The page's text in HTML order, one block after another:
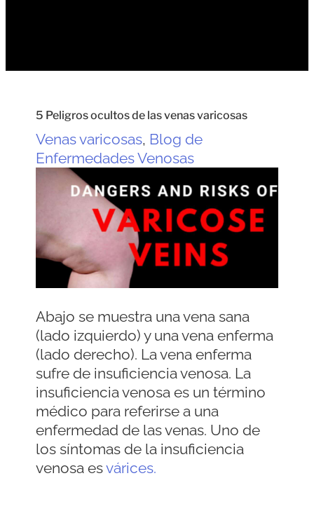
5 Peligros ocultos de las venas varicosas
Venas varicosas, Blog de
Enfermedades Venosas
Abajo se muestra una vena sana
(lado izquierdo) y una vena enferma
(lado derecho). La vena enferma
sufre de insuficiencia venosa. La
insuficiencia venosa es un término
médico para referirse a una
enfermedad de las venas. Uno de
los síntomas de la insuficiencia
venosa esvárices.